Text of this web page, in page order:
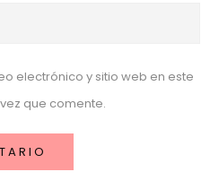
electrónico y sitio web en este
que comente.